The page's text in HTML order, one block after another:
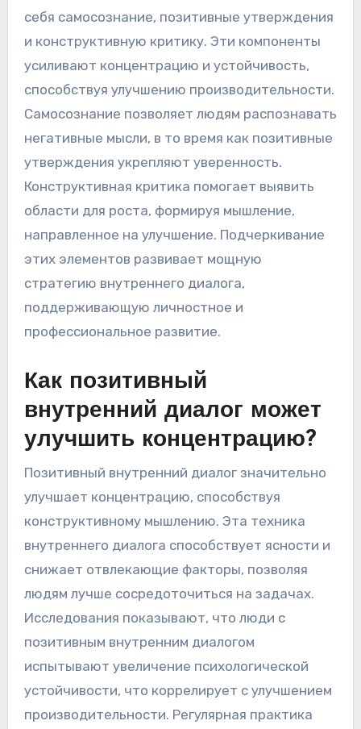
себя самосознание, позитивные утверждения
и конструктивную критику. Эти компоненты
усиливают концентрацию и устойчивость,
способствуя улучшению производительности.
Самосознание позволяет людям распознавать
негативные мысли, в то время как позитивные
утверждения укрепляют уверенность.
Конструктивная критика помогает выявить
области для роста, формируя мышление,
направленное на улучшение. Подчеркивание
этих элементов развивает мощную
стратегию внутреннего диалога,
поддерживающую личностное и
профессиональное развитие.
Как позитивный
внутренний диалог может
улучшить концентрацию?
Позитивный внутренний диалог значительно
улучшает концентрацию, способствуя
конструктивному мышлению. Эта техника
внутреннего диалога способствует ясности и
снижает отвлекающие факторы, позволяя
людям лучше сосредоточиться на задачах.
Исследования показывают, что люди с
позитивным внутренним диалогом
испытывают увеличение психологической
устойчивости, что коррелирует с улучшением
производительности. Регулярная практика